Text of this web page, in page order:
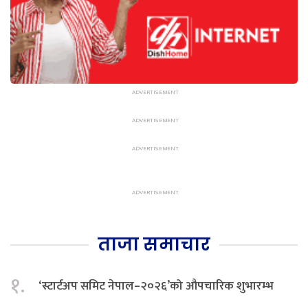
ताजा समाचार
१. ‘स्टार्टअप समिट नेपाल–२०२६’को औपचारिक शुभारम्भ